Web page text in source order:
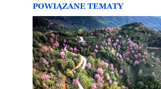
POWIĄZANE TEMATY